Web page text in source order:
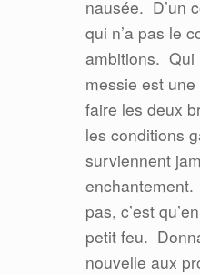
nausée. D’un
qui n’a pas le
ambitions. Qui
messie est une
faire les deux
les conditions
surviennent
enchantement.
pas, c’est
petit feu.
nouvelle aux